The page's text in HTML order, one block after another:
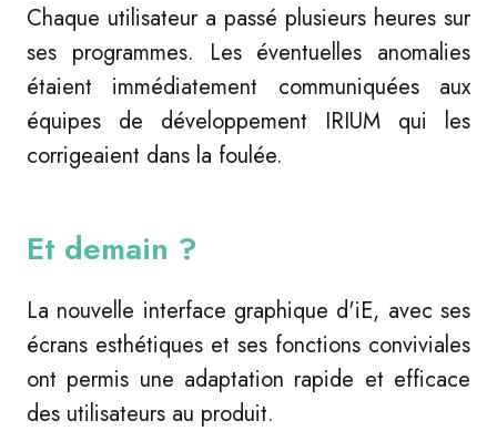
Chaque utilisateur a passé plusieurs heures sur
ses programmes. Les éventuelles anomalies
étaient immédiatement communiquées aux
équipes de développement IRIUM qui les
corrigeaient dans la foulée.
Et demain ?
La nouvelle interface graphique d'iE, avec ses
écrans esthétiques et ses fonctions conviviales
ont permis une adaptation rapide et efficace
des utilisateurs au produit.